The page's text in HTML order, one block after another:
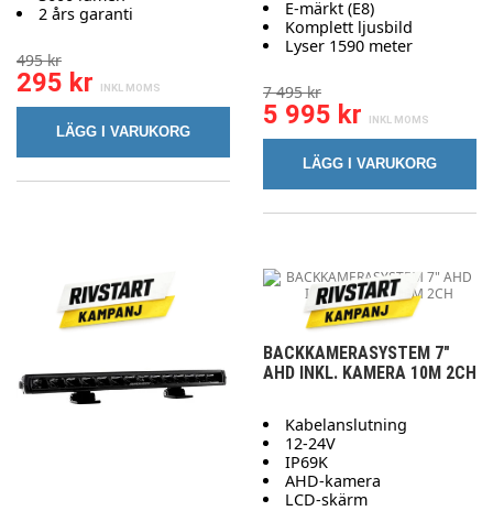
2 års garanti
495 kr
295 kr
LÄGG I VARUKORG
E-märkt (E8)
Komplett ljusbild
Lyser 1590 meter
7 495 kr
5 995 kr
LÄGG I VARUKORG
BACKKAMERASYSTEM 7"
AHD INKL. KAMERA 10M 2CH
Kabelanslutning
12-24V
IP69K
AHD-kamera
LCD-skärm